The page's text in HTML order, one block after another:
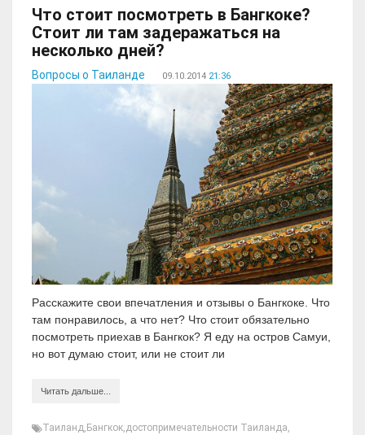
Что стоит посмотреть в Бангкоке?
Стоит ли там задеражаться на
несколько дней?
Вопросы о Таиланде 09.10.2014 21:36
Расскажите свои впечатления и отзывы о Бангкоке. Что
там понравилось, а что нет? Что стоит обязательно
посмотреть приехав в Бангкок? Я еду на остров Самуи,
но вот думаю стоит, или не стоит ли
Читать дальше...
Таиланд Бангкок достопримечательности Таиланда